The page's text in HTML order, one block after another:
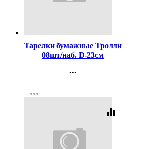
Тарелки бумажные Тролли
08шт/наб. D-23см
...
Регистрация
more_horiz
equalizer